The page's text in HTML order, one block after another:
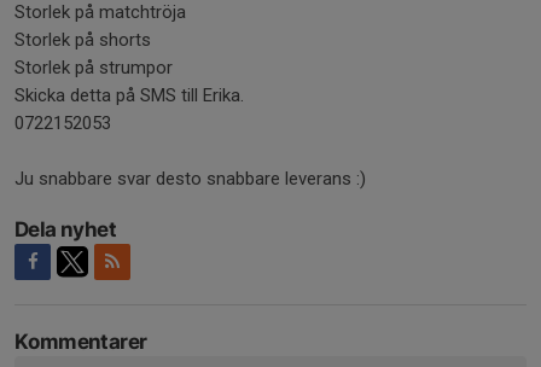
Storlek på matchtröja
Storlek på shorts
Storlek på strumpor
Skicka detta på SMS till Erika.
0722152053
Ju snabbare svar desto snabbare leverans :)
Dela nyhet
Kommentarer